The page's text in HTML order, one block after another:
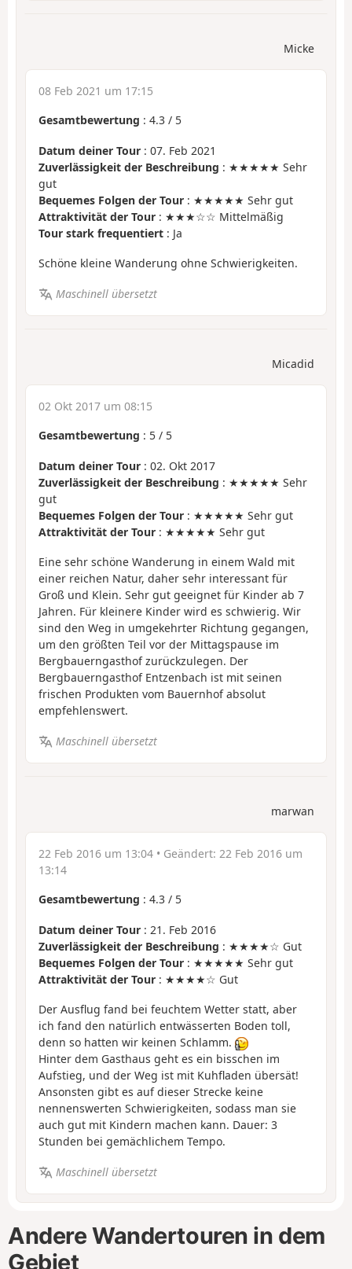
Micke
08 Feb 2021 um 17:15
Gesamtbewertung : 4.3 / 5
Datum deiner Tour : 07. Feb 2021
Zuverlässigkeit der Beschreibung : ★★★★★ Sehr
gut
Bequemes Folgen der Tour : ★★★★★ Sehr gut
Attraktivität der Tour : ★★★☆☆ Mittelmäßig
Tour stark frequentiert : Ja
Schöne kleine Wanderung ohne Schwierigkeiten.
Maschinell übersetzt
Micadid
02 Okt 2017 um 08:15
Gesamtbewertung : 5 / 5
Datum deiner Tour : 02. Okt 2017
Zuverlässigkeit der Beschreibung : ★★★★★ Sehr
gut
Bequemes Folgen der Tour : ★★★★★ Sehr gut
Attraktivität der Tour : ★★★★★ Sehr gut
Eine sehr schöne Wanderung in einem Wald mit
einer reichen Natur, daher sehr interessant für
Groß und Klein. Sehr gut geeignet für Kinder ab 7
Jahren. Für kleinere Kinder wird es schwierig. Wir
sind den Weg in umgekehrter Richtung gegangen,
um den größten Teil vor der Mittagspause im
Bergbauerngasthof zurückzulegen. Der
Bergbauerngasthof Entzenbach ist mit seinen
frischen Produkten vom Bauernhof absolut
empfehlenswert.
Maschinell übersetzt
marwan
22 Feb 2016 um 13:04 • Geändert: 22 Feb 2016 um
13:14
Gesamtbewertung : 4.3 / 5
Datum deiner Tour : 21. Feb 2016
Zuverlässigkeit der Beschreibung : ★★★★☆ Gut
Bequemes Folgen der Tour : ★★★★★ Sehr gut
Attraktivität der Tour : ★★★★☆ Gut
Der Ausflug fand bei feuchtem Wetter statt, aber
ich fand den natürlich entwässerten Boden toll,
denn so hatten wir keinen Schlamm.
Hinter dem Gasthaus geht es ein bisschen im
Aufstieg, und der Weg ist mit Kuhfladen übersät!
Ansonsten gibt es auf dieser Strecke keine
nennenswerten Schwierigkeiten, sodass man sie
auch gut mit Kindern machen kann. Dauer: 3
Stunden bei gemächlichem Tempo.
Maschinell übersetzt
Andere Wandertouren in dem
Gebiet